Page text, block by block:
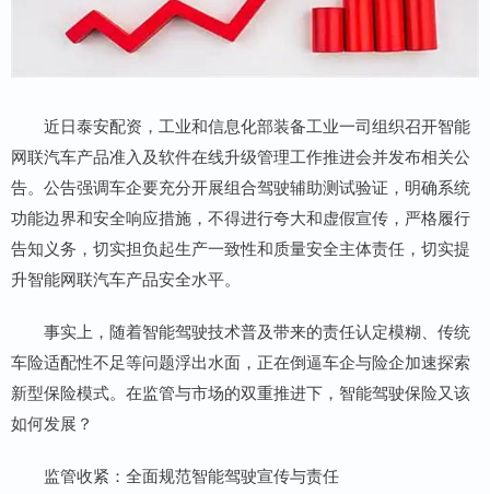
近日泰安配资，工业和信息化部装备工业一司组织召开智能
网联汽车产品准入及软件在线升级管理工作推进会并发布相关公
告。公告强调车企要充分开展组合驾驶辅助测试验证，明确系统
功能边界和安全响应措施，不得进行夸大和虚假宣传，严格履行
告知义务，切实担负起生产一致性和质量安全主体责任，切实提
升智能网联汽车产品安全水平。
事实上，随着智能驾驶技术普及带来的责任认定模糊、传统
车险适配性不足等问题浮出水面，正在倒逼车企与险企加速探索
新型保险模式。在监管与市场的双重推进下，智能驾驶保险又该
如何发展？
监管收紧：全面规范智能驾驶宣传与责任